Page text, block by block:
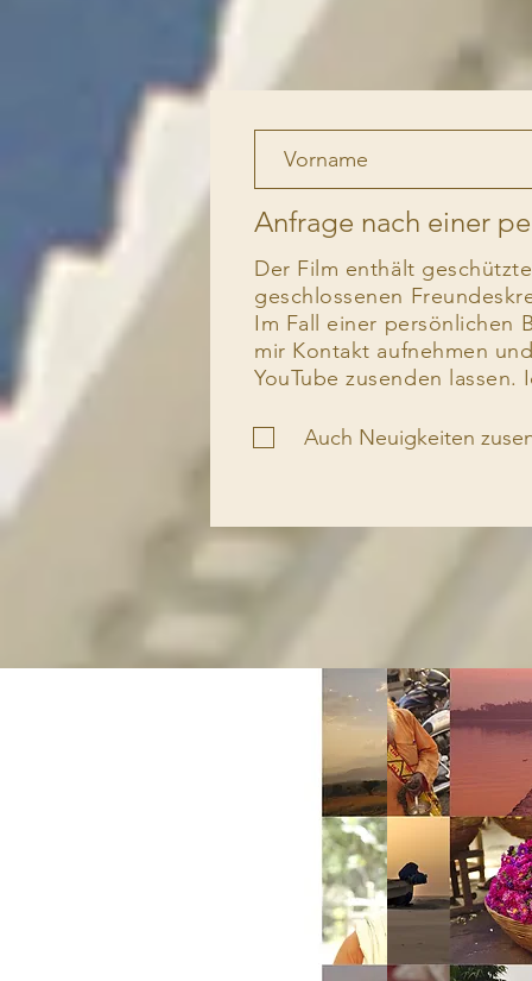
Anfrage nach einer
Der Film enthält
geschlossenen
Im Fall einer persönlichen
mir Kontakt aufnehmen
YouTube zusenden lassen.
Auch Neuigkeiten